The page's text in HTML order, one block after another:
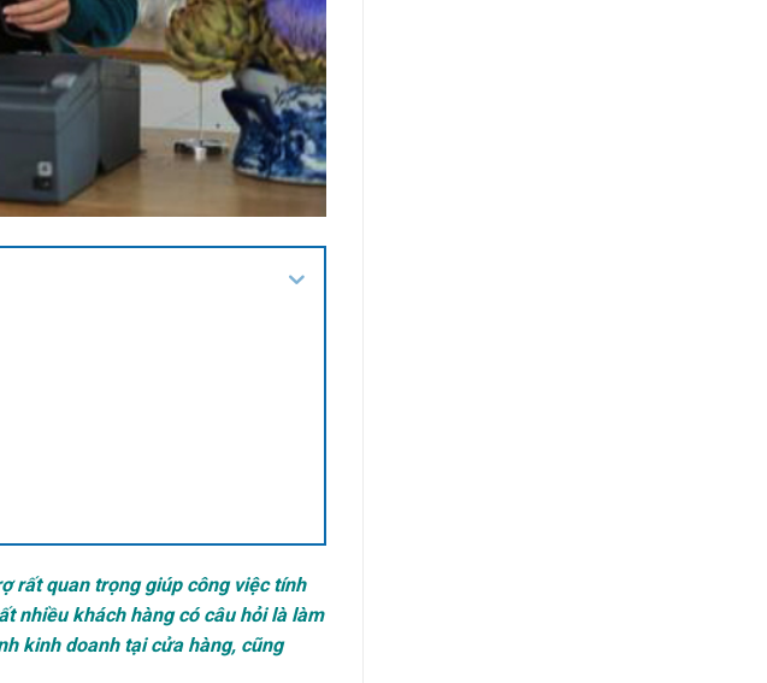
rất quan trọng giúp công việc tính
nhiều khách hàng có câu hỏi là làm
kinh doanh tại cửa hàng, cũng